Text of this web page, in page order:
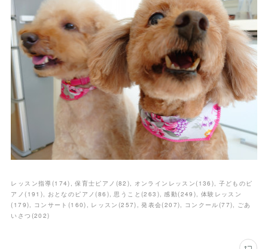
レッスン指導 (174) 保育士ピアノ (82 ) オンラインレッスン( 136 )
子どものピ
アノ( 191 ) おとなのピアノ(86 ) 思うこと(263 ) 感動(249 )
体験レッスン
( 179) コンサート (160) レッスン (257) 発表会(207) コンクール(77)
ごあ
いさつ (202)